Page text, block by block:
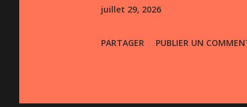
juillet 29, 2026
PARTAGER PUBLIER UN